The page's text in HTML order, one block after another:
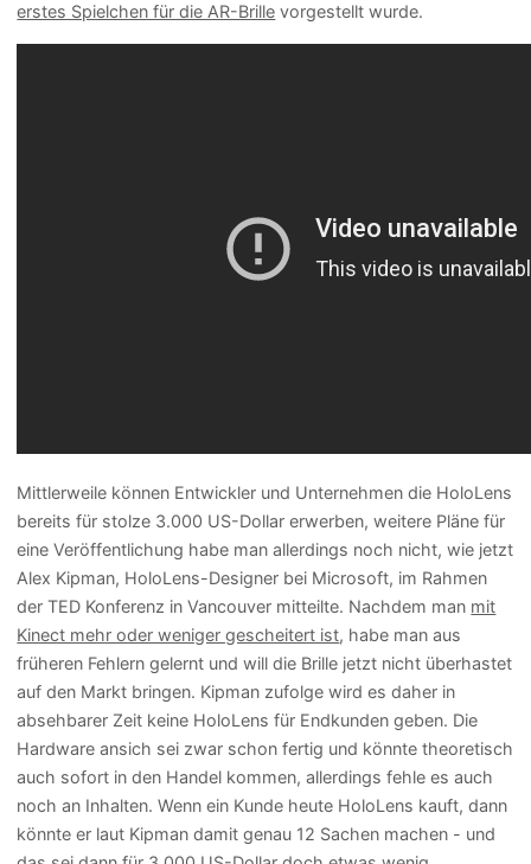
erstes Spielchen für die AR-Brille vorgestellt wurde.
Mittlerweile können Entwickler und Unternehmen die HoloLens
bereits für stolze 3.000 US-Dollar erwerben, weitere Pläne für
eine Veröffentlichung habe man allerdings noch nicht, wie jetzt
Alex Kipman, HoloLens-Designer bei Microsoft, im Rahmen
der TED Konferenz in Vancouver mitteilte. Nachdem man mit
Kinect mehr oder weniger gescheitert ist, habe man aus
früheren Fehlern gelernt und will die Brille jetzt nicht überhastet
auf den Markt bringen. Kipman zufolge wird es daher in
absehbarer Zeit keine HoloLens für Endkunden geben. Die
Hardware ansich sei zwar schon fertig und könnte theoretisch
auch sofort in den Handel kommen, allerdings fehle es auch
noch an Inhalten. Wenn ein Kunde heute HoloLens kauft, dann
könnte er laut Kipman damit genau 12 Sachen machen - und